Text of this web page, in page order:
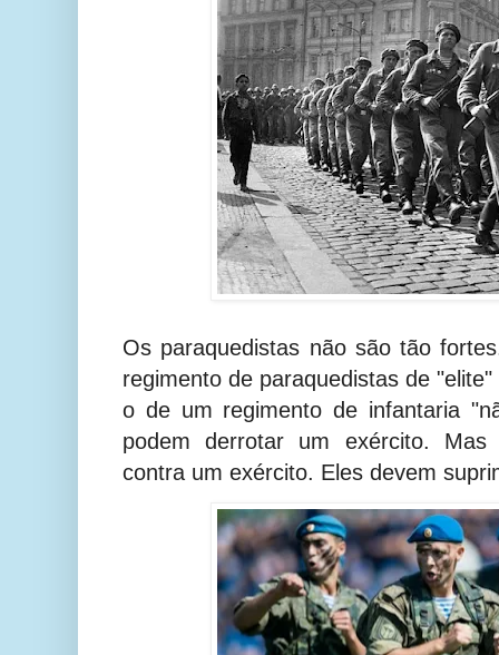
Os paraquedistas não são tão
regimento de paraquedistas de
o de um regimento de infantaria
podem derrotar um exército.
contra um exército. Eles devem